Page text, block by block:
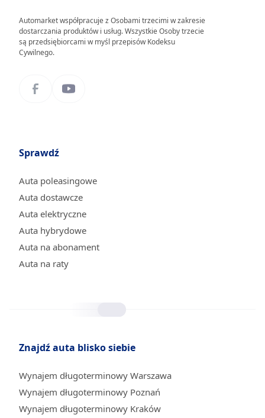
Automarket współpracuje z Osobami trzecimi w zakresie
dostarczania produktów i usług. Wszystkie Osoby trzecie
są przedsiębiorcami w myśl przepisów Kodeksu
Cywilnego.
Sprawdź
Auta poleasingowe
Auta dostawcze
Auta elektryczne
Auta hybrydowe
Auta na abonament
Auta na raty
Znajdź auta blisko siebie
Wynajem długoterminowy Warszawa
Wynajem długoterminowy Poznań
Wynajem długoterminowy Kraków